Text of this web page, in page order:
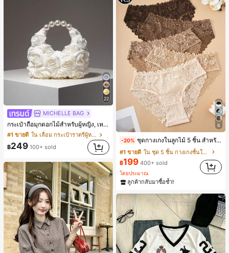
22
MICHELLE BAG
กระเป๋าถือมุกดอกไม้สำหรับผู้หญิง, เหมาะสำหรับชุดราตรี, ชุดบอล, เครื่องประดับงานแต่งงาน, กระเป๋าสตางค์สุภาพสตรีหรูหรา, ของขวัญสำหรับผู้หญิง (ลายสุ่ม)
#1 ขายดี
ใน เลื่อม กระเป๋าราตรีผู้หญิง
฿249 100+ sold
6
-20% ชุดกางเกงในลูกไม้ 5 ชิ้น สำหรับใส่ทุกวัน
#1 ขายดี
ใน ชุด 5 ชิ้น กางเกงชั้นในผู้หญิง
฿199 400+ sold
โดยประมาณ
ลูกค้ากลับมาซื้อซ้ำ!